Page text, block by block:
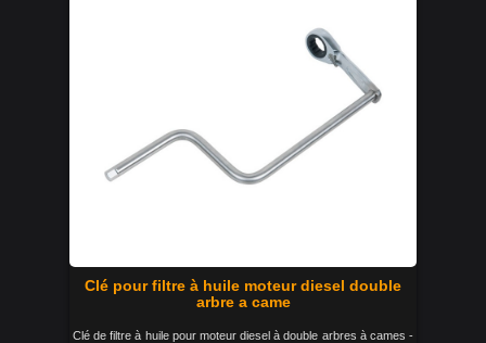
Clé pour filtre à huile moteur diesel double
arbre a came
Clé de filtre à huile pour moteur diesel à double arbres à cames -